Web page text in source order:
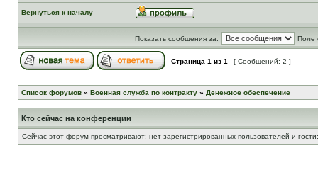
Вернуться к началу
Показать сообщения за: Поле
Страница 1 из 1 [ Сообщений: 2 ]
Список форумов » Военная служба по контракту » Денежное обеспечение
Кто сейчас на конференции
Сейчас этот форум просматривают: нет зарегистрированных пользователей и